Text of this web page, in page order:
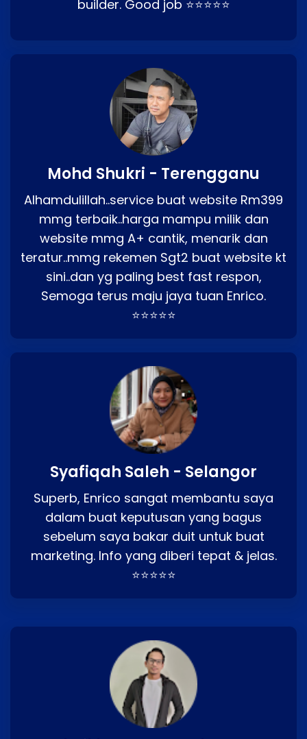
builder. Good job ⭐⭐⭐⭐⭐
Mohd Shukri - Terengganu
Alhamdulillah..service buat website Rm399
mmg terbaik..harga mampu milik dan
website mmg A+ cantik, menarik dan
teratur..mmg rekemen Sgt2 buat website kt
sini..dan yg paling best fast respon,
Semoga terus maju jaya tuan Enrico.
⭐⭐⭐⭐⭐
Syafiqah Saleh - Selangor
Superb, Enrico sangat membantu saya
dalam buat keputusan yang bagus
sebelum saya bakar duit untuk buat
marketing. Info yang diberi tepat & jelas.
⭐⭐⭐⭐⭐